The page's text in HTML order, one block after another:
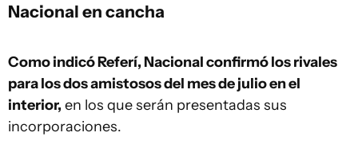
Nacional en cancha
Como indicó Referí, Nacional confirmó los rivales
para los dos amistosos del mes de julio en el
interior, en los que serán presentadas sus
incorporaciones.